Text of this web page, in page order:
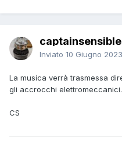
captainsensible
Inviato 10 Giugno 2023
La musica verrà trasmessa
gli accrocchi elettromeccanici.
CS